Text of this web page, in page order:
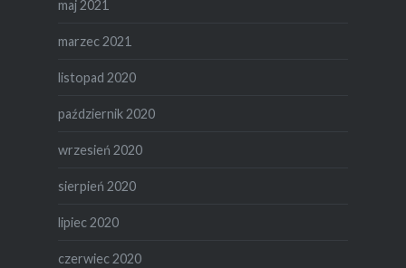
maj 2021
marzec 2021
listopad 2020
październik 2020
wrzesień 2020
sierpień 2020
lipiec 2020
czerwiec 2020